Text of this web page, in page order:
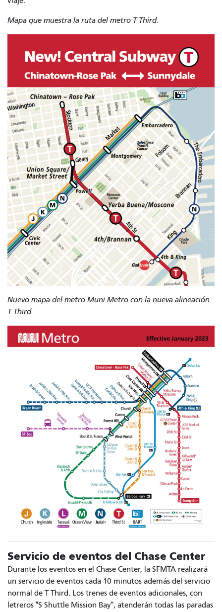
Mapa que muestra la ruta del metro T Third.
Nuevo mapa del metro Muni Metro con la nueva alineación
T Third.
Servicio de eventos del Chase Center
Durante los eventos en el Chase Center, la SFMTA realizará
un servicio de eventos cada 10 minutos además del servicio
normal de T Third. Los trenes de eventos adicionales, con
letreros "S Shuttle Mission Bay", atenderán todas las paradas